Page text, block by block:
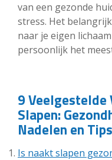
van een gezonde
stress. Het
naar je eigen
persoonlijk het
9 Veelgestelde
Slapen:
Nadelen en Tips
Is naakt slapen